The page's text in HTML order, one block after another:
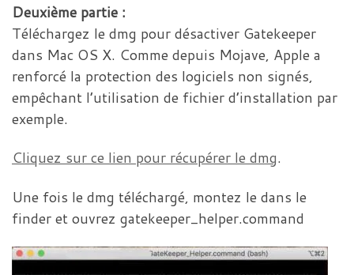
Deuxième partie :
Téléchargez le dmg pour désactiver Gatekeeper
dans Mac OS X. Comme depuis Mojave, Apple a
renforcé la protection des logiciels non signés,
empêchant l’utilisation de fichier d’installation par
exemple.
Cliquez sur ce lien pour récupérer le dmg.
Une fois le dmg téléchargé, montez le dans le
finder et ouvrez gatekeeper_helper.command